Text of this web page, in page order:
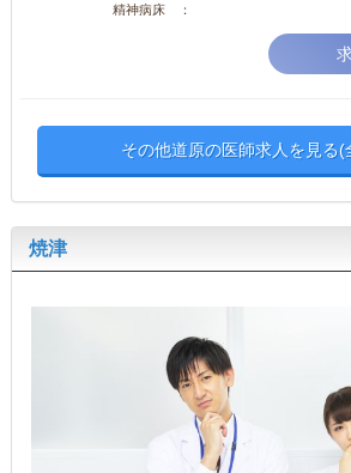
精神病床 ：
その他道原の医師求人を見る
焼津